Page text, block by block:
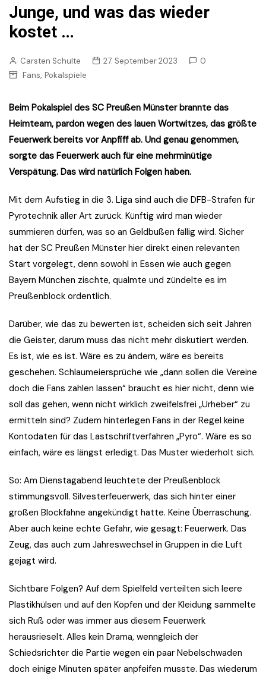
Junge, und was das wieder
kostet …
Carsten Schulte 27. September 2023
0
Fans, Pokalspiele
Beim Pokalspiel des SC Preußen Münster brannte das
Heimteam, pardon wegen des lauen Wortwitzes, das größte
Feuerwerk bereits vor Anpfiff ab. Und genau genommen,
sorgte das Feuerwerk auch für eine mehrminütige
Verspätung. Das wird natürlich Folgen haben.
Mit dem Aufstieg in die 3. Liga sind auch die DFB-Strafen für
Pyrotechnik aller Art zurück. Künftig wird man wieder
summieren dürfen, was so an Geldbußen fällig wird. Sicher
hat der SC Preußen Münster hier direkt einen relevanten
Start vorgelegt, denn sowohl in Essen wie auch gegen
Bayern München zischte, qualmte und zündelte es im
Preußenblock ordentlich.
Darüber, wie das zu bewerten ist, scheiden sich seit Jahren
die Geister, darum muss das nicht mehr diskutiert werden.
Es ist, wie es ist. Wäre es zu ändern, wäre es bereits
geschehen. Schlaumeiersprüche wie „dann sollen die Vereine
doch die Fans zahlen lassen“ braucht es hier nicht, denn wie
soll das gehen, wenn nicht wirklich zweifelsfrei „Urheber“ zu
ermitteln sind? Zudem hinterlegen Fans in der Regel keine
Kontodaten für das Lastschriftverfahren „Pyro“. Wäre es so
einfach, wäre es längst erledigt. Das Muster wiederholt sich.
So: Am Dienstagabend leuchtete der Preußenblock
stimmungsvoll. Silvesterfeuerwerk, das sich hinter einer
großen Blockfahne angekündigt hatte. Keine Überraschung.
Aber auch keine echte Gefahr, wie gesagt: Feuerwerk. Das
Zeug, das auch zum Jahreswechsel in Gruppen in die Luft
gejagt wird.
Sichtbare Folgen? Auf dem Spielfeld verteilten sich leere
Plastikhülsen und auf den Köpfen und der Kleidung sammelte
sich Ruß oder was immer aus diesem Feuerwerk
herausrieselt. Alles kein Drama, wenngleich der
Schiedsrichter die Partie wegen ein paar Nebelschwaden
doch einige Minuten später anpfeifen musste. Das wiederum